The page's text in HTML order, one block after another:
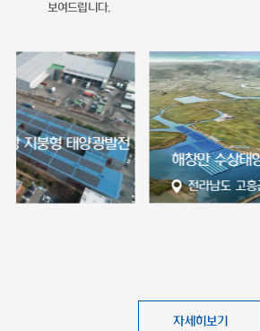
보여드립니다.
자세히보기
해창만 수상태양광발전소
전라남도 고흥군